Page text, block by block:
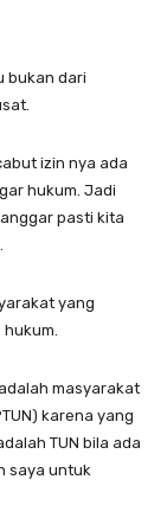
bukan dari
izin nya ada
hukum. Jadi
pasti kita
yang
masyarakat
karena yang
TUN bila ada
saya untuk